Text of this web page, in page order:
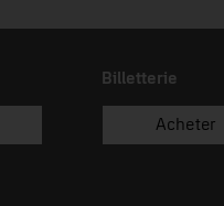
Billetterie
Acheter